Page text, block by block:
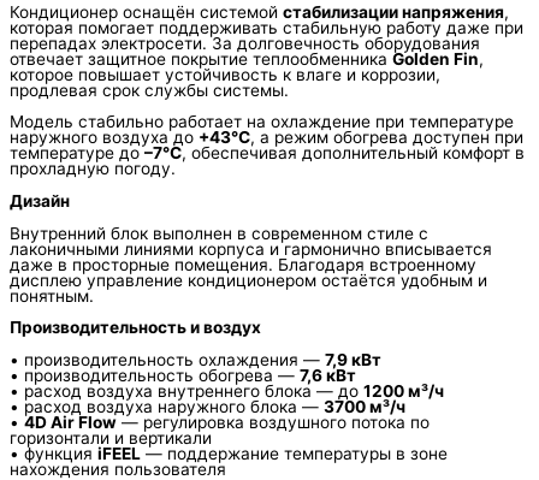
Кондиционер оснащён системой стабилизации напряжения,
которая помогает поддерживать стабильную работу даже при
перепадах электросети. За долговечность оборудования
отвечает защитное покрытие теплообменника Golden Fin,
которое повышает устойчивость к влаге и коррозии,
продлевая срок службы системы.
Модель стабильно работает на охлаждение при температуре
наружного воздуха до +43°C, а режим обогрева доступен при
температуре до–7°C, обеспечивая дополнительный комфорт в
прохладную погоду.
Дизайн
Внутренний блок выполнен в современном стиле с
лаконичными линиями корпуса и гармонично вписывается
даже в просторные помещения. Благодаря встроенному
дисплею управление кондиционером остаётся удобным и
понятным.
Производительность и воздух
• производительность охлаждения — 7,9 кВт
• производительность обогрева — 7,6 кВт
• расход воздуха внутреннего блока — до 1200 м³/ч
• расход воздуха наружного блока — 3700 м³/ч
• 4D Air Flow — регулировка воздушного потока по
горизонтали и вертикали
• функция iFEEL — поддержание температуры в зоне
нахождения пользователя